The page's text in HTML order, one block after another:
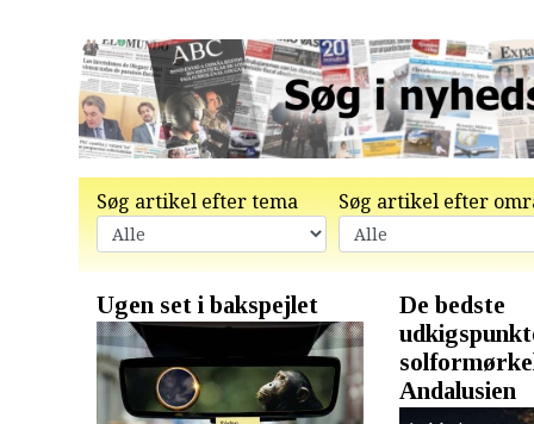
Søg artikel efter tema Søg artikel efter
Ugen set i bakspejlet
De bedste
Andalusien